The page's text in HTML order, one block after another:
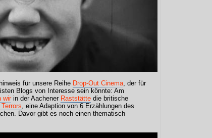
für unsere Reihe Drop-Out Cinema, der für
Blogs von Interesse sein könnte: Am
wir in der Aachener Raststätte die britische
Terrors, eine Adaption von 6 Erzählungen des
Davor gibt es noch einen thematisch